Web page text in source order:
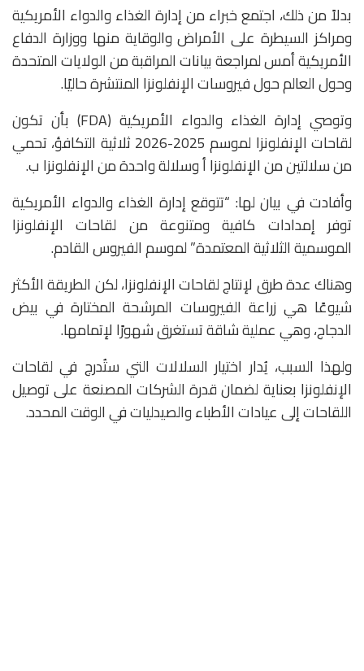
بدلاً من ذلك، اجتمع خبراء من إدارة الغذاء والدواء الأمريكية
ومراكز السيطرة على الأمراض والوقاية منها ووزارة الدفاع
الأمريكية أمس لمراجعة بيانات المراقبة من الولايات المتحدة
وحول العالم حول فيروسات الإنفلونزا المنتشرة حاليًا.
وتوصي إدارة الغذاء والدواء الأمريكية (FDA) بأن تكون
لقاحات الإنفلونزا لموسم 2025-2026 ثلاثية التكافؤ، تحمي
من سلالتين من الإنفلونزا أ وسلالة واحدة من الإنفلونزا ب.
وأفادت في بيان لها: “تتوقع إدارة الغذاء والدواء الأمريكية
توفر إمدادات كافية ومتنوعة من لقاحات الإنفلونزا
الموسمية الثلاثية المعتمدة” لموسم الفيروس القادم.
وهناك عدة طرق لإنتاج لقاحات الإنفلونزا، لكن الطريقة الأكثر
شيوعًا هي زراعة الفيروسات المرشحة المختارة في بيض
الدجاج، وهي عملية شاقة تستغرق شهورًا لإتمامها.
ولهذا السبب، يُدار اختيار السلالات التي ستُدرج في لقاحات
الإنفلونزا بعناية لضمان قدرة الشركات المصنعة على توصيل
اللقاحات إلى عيادات الأطباء والصيدليات في الوقت المحدد.